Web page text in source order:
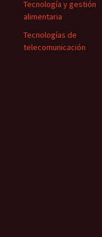
Tecnología y gestión
alimentaria
Tecnologías de
telecomunicación